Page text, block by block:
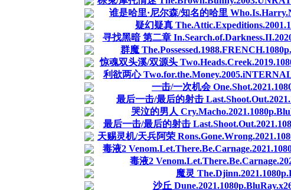
谁是哈里·尼尔森/知名的哈里
疑幻疑真
寻找黑暗 第二章
群魔
惊魂双头溪/双源头
利欲两心
一击/一次机会
最后一击/最后的射击
哭泣的男人
最后一击/最后的射击
天赐灵机/天兵阿荣
毒液2
毒液2
魔灵
沙丘